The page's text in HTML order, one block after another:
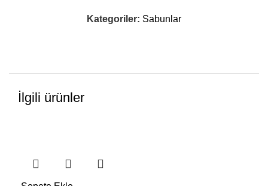
Kategoriler: Sabunlar
İlgili ürünler